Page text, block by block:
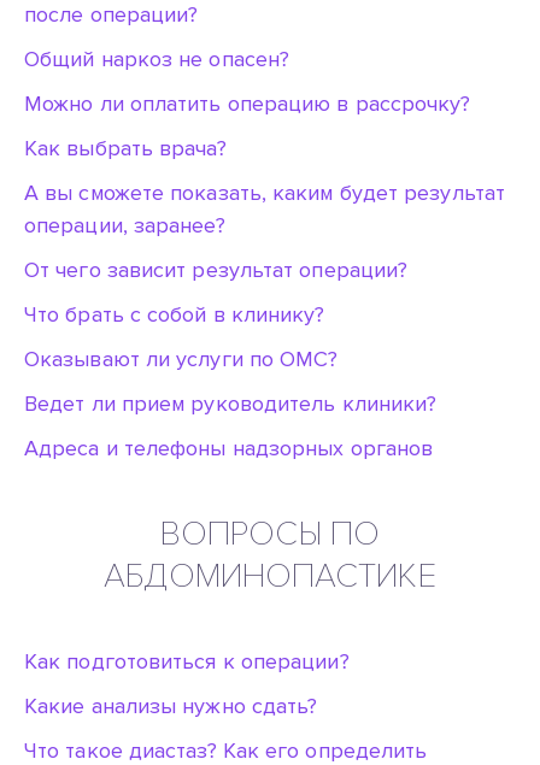
срок — 1 месяц
после операции?
Общий наркоз не опасен?
Можно ли оплатить операцию в рассрочку?
Как выбрать врача?
А вы сможете показать, каким будет результат
операции, заранее?
От чего зависит результат операции?
Что брать с собой в клинику?
Оказывают ли услуги по ОМС?
Ведет ли прием руководитель клиники?
Адреса и телефоны надзорных органов
ВОПРОСЫ ПО
АБДОМИНОПАСТИКЕ
Как подготовиться к операции?
Какие анализы нужно сдать?
Что такое диастаз? Как его определить